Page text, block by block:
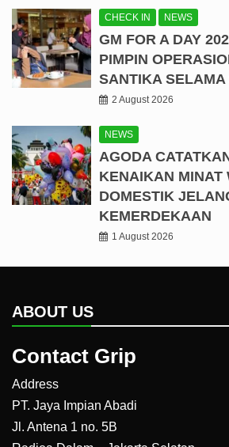
CHECK IN NEWS
GM FOR A DAY
PIMPIN
SANTIKA SELAMA
2 August 2026
NEWS
AGODA
KENAIKAN MINAT
DOMESTIK
KEMERDEKAAN
1 August 2026
ABOUT US
Contact Grip
Address
PT. Jaya Impian Abadi
Jl. Antena 1 no. 5B